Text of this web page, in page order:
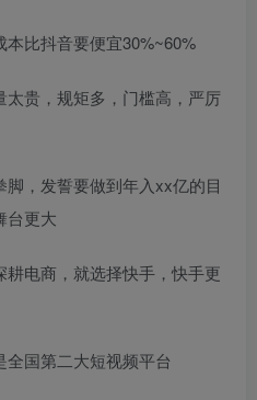
比抖音要便宜30%~60%
贵，规矩多，门槛高，严厉
，发誓要做到年入xx亿的目
台更大
电商，就选择快手，快手更
国第二大短视频平台